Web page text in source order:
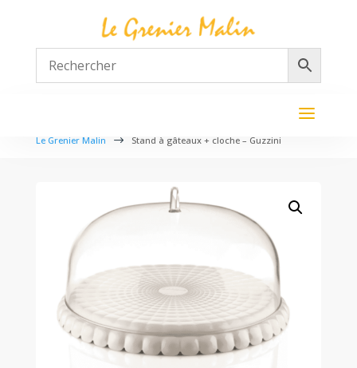
Le Grenier Malin $ Stand à gâteaux + cloche – Guzzini